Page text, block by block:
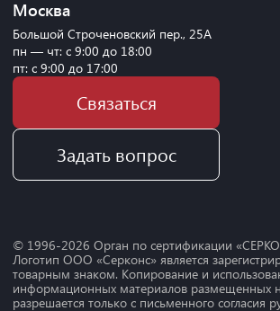
Москва
Большой Строченовский пер., 25А
пн — чт: с 9:00 до 18:00
пт: с 9:00 до 17:00
Связаться
Задать вопрос
© 1996-2026 Орган по сертификации
Логотип ООО «Серконс» является
товарным знаком. Копирование и
информационных материалов размещенных
разрешается только с письменного согласия